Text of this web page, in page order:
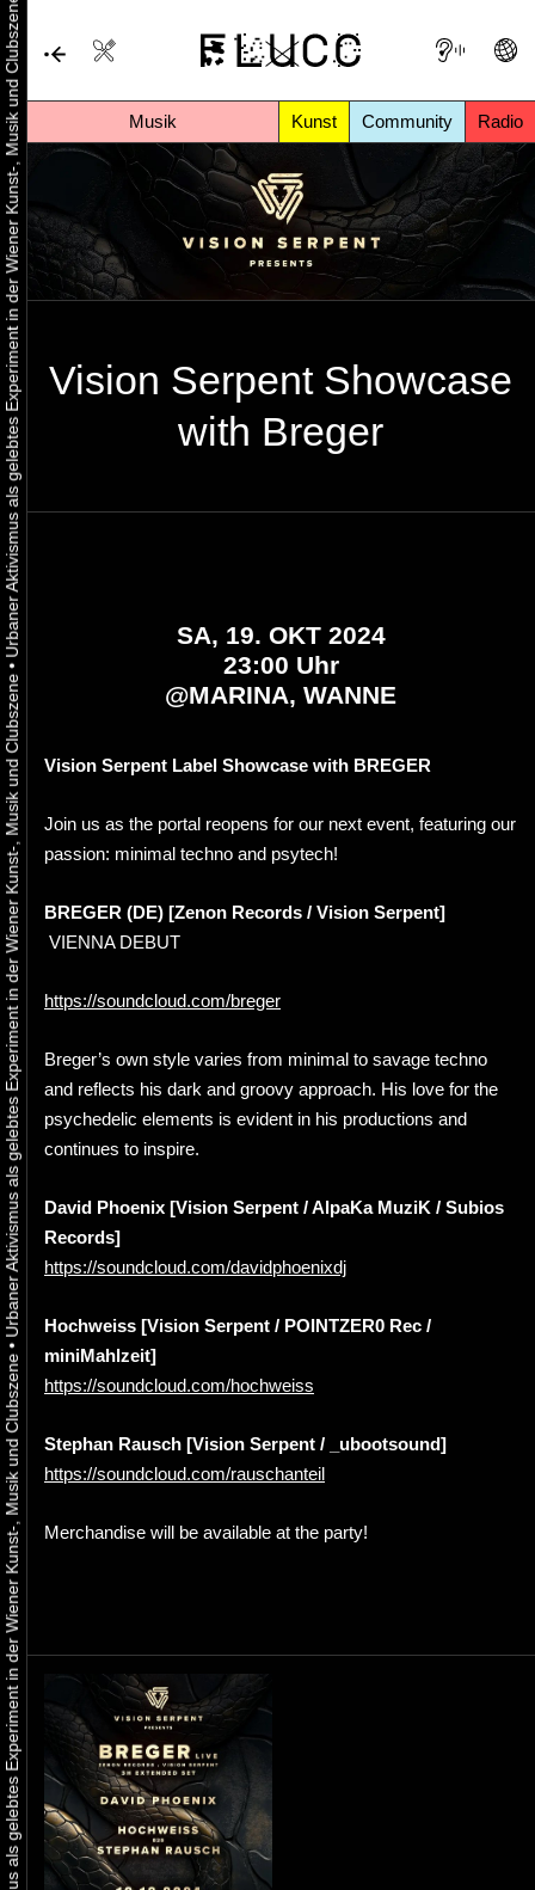
Musik Kunst Community Radio
Urbaner Aktivismus als gelebtes Experiment in der Wiener Kunst-, Musik und Clubszene
•
Urbaner Aktivismus als gelebtes Experiment in der Wiener Kunst-, Musik und Clubszene
•
Urbaner Aktivismus als gelebtes Experiment in der Wiener Kunst-, Musik und Clubszene
Vision Serpent Showcase
with Breger
SA, 19. OKT 2024
23:00 Uhr
@MARINA, WANNE
Vision Serpent Label Showcase with BREGER
Join us as the portal reopens for our next event, featuring our
passion: minimal techno and psytech!
BREGER (DE) [Zenon Records / Vision Serpent]
VIENNA DEBUT
https://soundcloud.com/breger
Breger’s own style varies from minimal to savage techno
and reflects his dark and groovy approach. His love for the
psychedelic elements is evident in his productions and
continues to inspire.
David Phoenix [Vision Serpent / AlpaKa MuziK / Subios
Records]
https://soundcloud.com/davidphoenixdj
Hochweiss [Vision Serpent / POINTZER0 Rec /
miniMahlzeit]
https://soundcloud.com/hochweiss
Stephan Rausch [Vision Serpent / _ubootsound]
https://soundcloud.com/rauschanteil
Merchandise will be available at the party!